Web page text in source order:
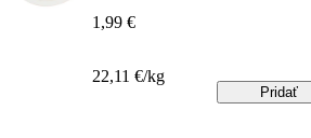
1,99 €
22,11 €/kg
Pridať